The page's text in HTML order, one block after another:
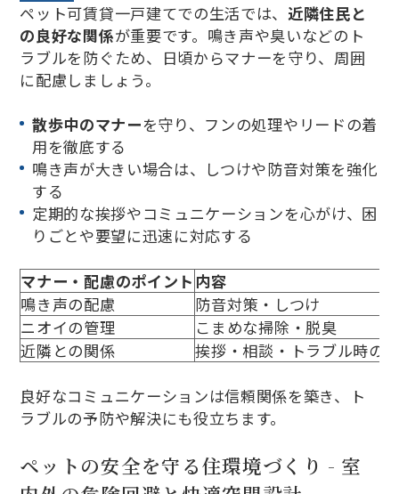
ペット可賃貸一戸建てでの生活では、近隣住民と
の良好な関係が重要です。鳴き声や臭いなどのト
ラブルを防ぐため、日頃からマナーを守り、周囲
に配慮しましょう。
散歩中のマナーを守り、フンの処理やリードの着
用を徹底する
鳴き声が大きい場合は、しつけや防音対策を強化
する
定期的な挨拶やコミュニケーションを心がけ、困
りごとや要望に迅速に対応する
マナー・配慮のポイント 内容
鳴き声の配慮
防音対策・しつけ
ニオイの管理
こまめな掃除・脱臭
近隣との関係
挨拶・相談・トラブル時の
良好なコミュニケーションは信頼関係を築き、ト
ラブルの予防や解決にも役立ちます。
ペットの安全を守る住環境づくり - 室